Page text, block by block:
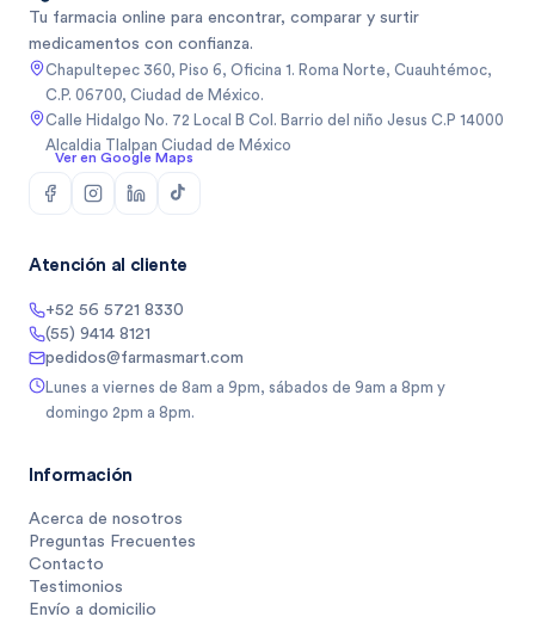
Tu farmacia online para encontrar, comparar y surtir
medicamentos con confianza.
Chapultepec 360, Piso 6, Oficina 1. Roma Norte, Cuauhtémoc,
C.P. 06700, Ciudad de México.
Calle Hidalgo No. 72 Local B Col. Barrio del niño Jesus C.P 14000
Alcaldia Tlalpan Ciudad de México
Ver en Google Maps
Atención al cliente
+52 56 5721 8330
(55) 9414 8121
pedidos@farmasmart.com
Lunes a viernes de 8am a 9pm, sábados de 9am a 8pm y
domingo 2pm a 8pm.
Información
Acerca de nosotros
Preguntas Frecuentes
Contacto
Testimonios
Envío a domicilio